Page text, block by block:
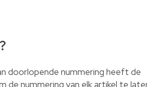
doorlopende nummering heeft de
nummering van elk artikel te